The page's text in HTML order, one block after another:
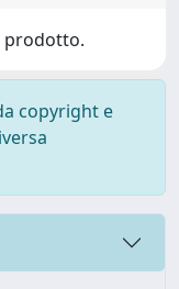
prodotto.
copyright e